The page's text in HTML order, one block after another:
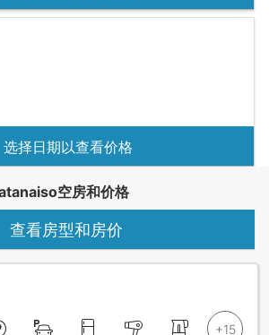
选择日期以查看价格
空房和价格
查看房型和房价